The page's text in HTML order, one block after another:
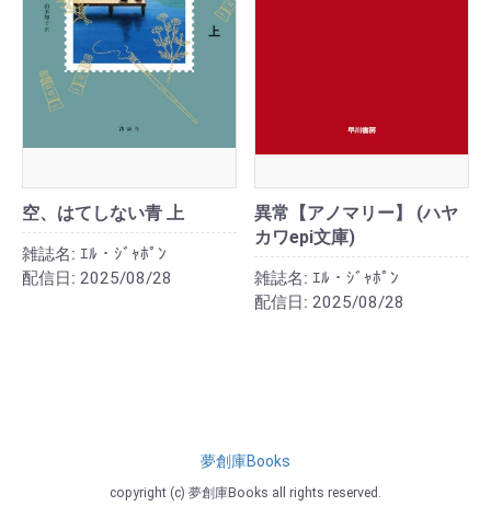
空、はてしない青 上
雑誌名: ｴﾙ・ｼﾞｬﾎﾟﾝ
配信日: 2025/08/28
異常【アノマリー】 (ハヤ
カワepi文庫)
雑誌名: ｴﾙ・ｼﾞｬﾎﾟﾝ
配信日: 2025/08/28
夢創庫Books
copyright (c) 夢創庫Books all rights reserved.